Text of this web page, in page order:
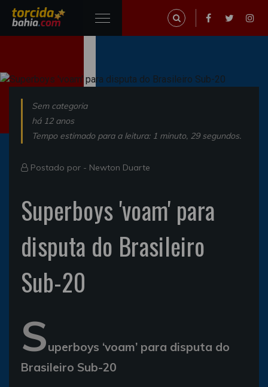
Sem categoria
há 12 anos
Tempo estimado para a leitura: 1 minuto, 29 segundos.
Postado por - Newton Duarte
Superboys 'voam' para
disputa do Brasileiro
Sub-20
Superboys ‘voam’ para disputa do
Brasileiro Sub-20